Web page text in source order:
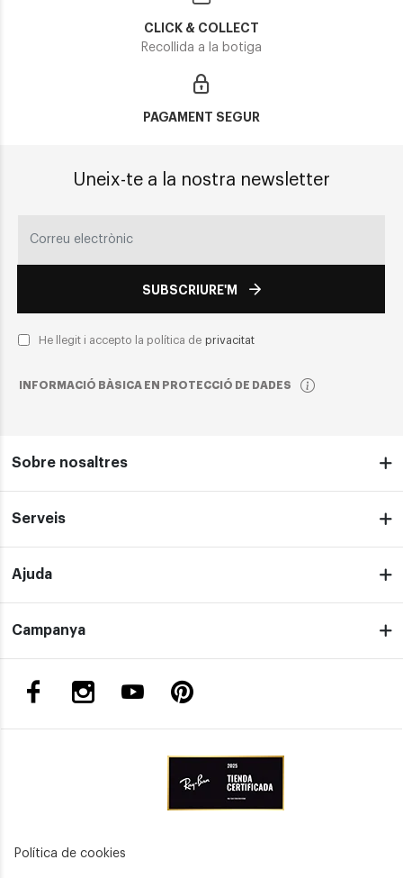
CLICK & COLLECT
Recollida a la botiga
PAGAMENT SEGUR
Uneix-te a la nostra newsletter
SUBSCRIURE'M
He llegit i accepto la política de privacitat
INFORMACIÓ BÀSICA EN PROTECCIÓ DE DADES
Sobre nosaltres
Serveis
Ajuda
Campanya
Política de cookies